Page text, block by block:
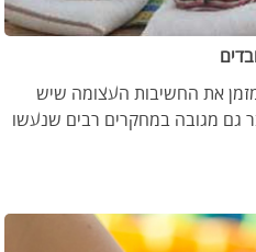
מזמן את החשיבות העצומה שיש
גם מגובה במחקרים רבים שנעשו